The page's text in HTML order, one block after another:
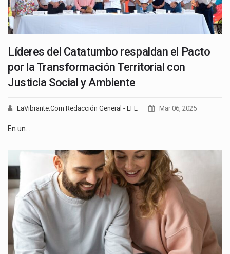
Líderes del Catatumbo respaldan el Pacto
por la Transformación Territorial con
Justicia Social y Ambiente
LaVibrante.Com Redacción General - EFE Mar 06, 2025
En un…